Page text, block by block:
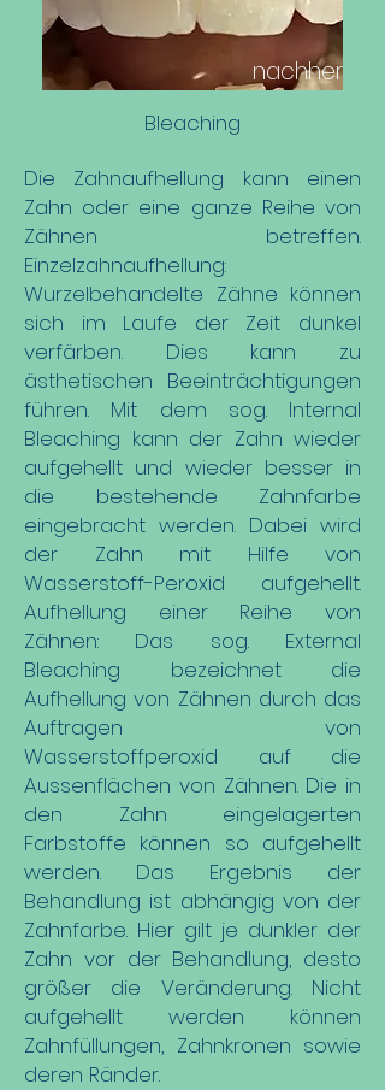
nachher
Bleaching
Die Zahnaufhellung kann einen
Zahn oder eine ganze Reihe von
Zähnen betreffen.
Einzelzahnaufhellung:
Wurzelbehandelte Zähne können
sich im Laufe der Zeit dunkel
verfärben. Dies kann zu
ästhetischen Beeinträchtigungen
führen. Mit dem sog. Internal
Bleaching kann der Zahn wieder
aufgehellt und wieder besser in
die bestehende Zahnfarbe
eingebracht werden. Dabei wird
der Zahn mit Hilfe von
Wasserstoff-Peroxid aufgehellt.
Aufhellung einer Reihe von
Zähnen: Das sog. External
Bleaching bezeichnet die
Aufhellung von Zähnen durch das
Auftragen von
Wasserstoffperoxid auf die
Aussenflächen von Zähnen. Die in
den Zahn eingelagerten
Farbstoffe können so aufgehellt
werden. Das Ergebnis der
Behandlung ist abhängig von der
Zahnfarbe. Hier gilt je dunkler der
Zahn vor der Behandlung, desto
größer die Veränderung. Nicht
aufgehellt werden können
Zahnfüllungen, Zahnkronen sowie
deren Ränder.